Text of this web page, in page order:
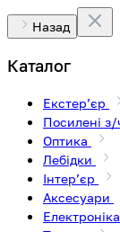
Назад
Каталог
Екстерʼєр
Посилені з/
Оптика
Лебідки
Інтерʼєр
Аксесуари
Електроніка